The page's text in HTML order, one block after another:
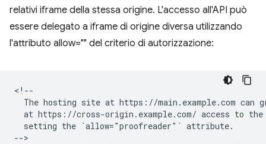
relativi iframe della stessa origine. L'accesso all'API può
essere delegato a iframe di origine diversa utilizzando
l'attributo allow="" del criterio di autorizzazione:
<!--
The hosting site at https://main.example.com can
at https://cross-origin.example.com/ access to
  setting the `allow="proofreader"` attribute.
-->